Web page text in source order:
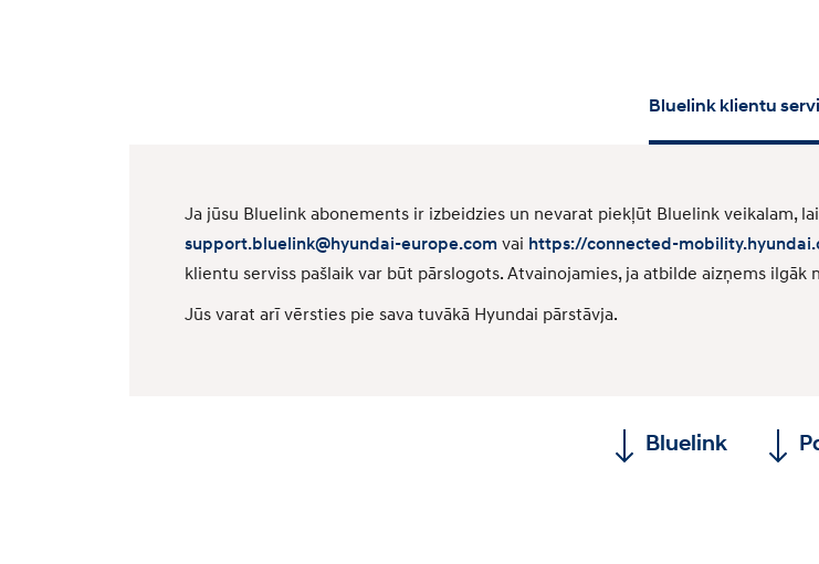
Bluelink klientu
Ja jūsu Bluelink abonements ir izbeidzies un nevarat piekļūt Bluelink veikalam,
support.bluelink@hyundai-europe.com vai https://connected-
klientu serviss pašlaik var būt pārslogots. Atvainojamies, ja atbilde aizņems ilgāk
Jūs varat arī vērsties pie sava tuvākā Hyundai pārstāvja.
Bluelink